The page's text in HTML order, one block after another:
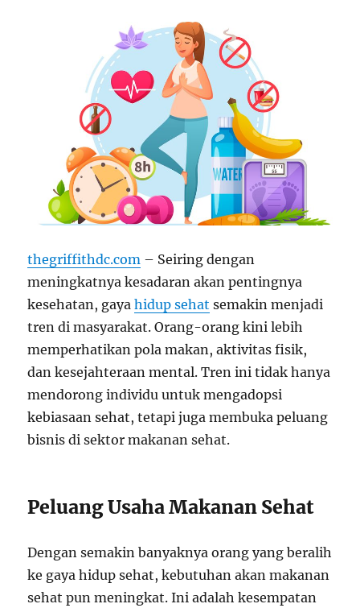
thegriffithdc.com – Seiring dengan
meningkatnya kesadaran akan pentingnya
kesehatan, gayahidup sehat semakin menjadi
tren di masyarakat. Orang-orang kini lebih
memperhatikan pola makan, aktivitas fisik,
dan kesejahteraan mental. Tren ini tidak hanya
mendorong individu untuk mengadopsi
kebiasaan sehat, tetapi juga membuka peluang
bisnis di sektor makanan sehat.
Peluang Usaha Makanan Sehat
Dengan semakin banyaknya orang yang beralih
ke gaya hidup sehat, kebutuhan akan makanan
sehat pun meningkat. Ini adalah kesempatan